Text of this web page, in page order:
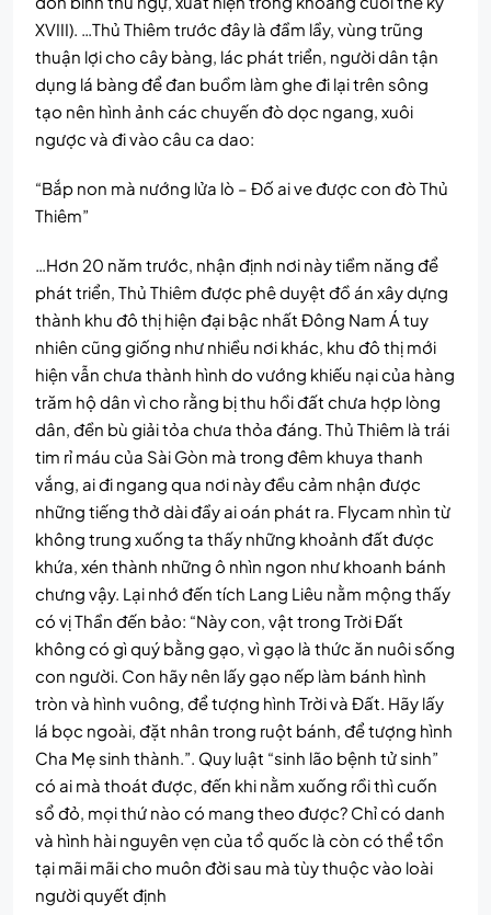
XVIII). …Thủ Thiêm trước đây là đầm lầy, vùng trũng
thuận lợi cho cây bàng, lác phát triển, người dân tận
dụng lá bàng để đan buồm làm ghe đi lại trên sông
tạo nên hình ảnh các chuyến đò dọc ngang, xuôi
ngược và đi vào câu ca dao:
“Bắp non mà nướng lửa lò – Đố ai ve được con đò Thủ
Thiêm”
…Hơn 20 năm trước, nhận định nơi này tiềm năng để
phát triển, Thủ Thiêm được phê duyệt đồ án xây dựng
thành khu đô thị hiện đại bậc nhất Đông Nam Á tuy
nhiên cũng giống như nhiều nơi khác, khu đô thị mới
hiện vẫn chưa thành hình do vướng khiếu nại của hàng
trăm hộ dân vì cho rằng bị thu hồi đất chưa hợp lòng
dân, đền bù giải tỏa chưa thỏa đáng. Thủ Thiêm là trái
tim rỉ máu của Sài Gòn mà trong đêm khuya thanh
vắng, ai đi ngang qua nơi này đều cảm nhận được
những tiếng thở dài đầy ai oán phát ra. Flycam nhìn từ
không trung xuống ta thấy những khoảnh đất được
khứa, xén thành những ô nhìn ngon như khoanh bánh
chưng vậy. Lại nhớ đến tích Lang Liêu nằm mộng thấy
có vị Thần đến bảo: “Này con, vật trong Trời Đất
không có gì quý bằng gạo, vì gạo là thức ăn nuôi sống
con người. Con hãy nên lấy gạo nếp làm bánh hình
tròn và hình vuông, để tượng hình Trời và Đất. Hãy lấy
lá bọc ngoài, đặt nhân trong ruột bánh, để tượng hình
Cha Mẹ sinh thành.”. Quy luật “sinh lão bệnh tử sinh”
có ai mà thoát được, đến khi nằm xuống rồi thì cuốn
sổ đỏ, mọi thứ nào có mang theo được? Chỉ có danh
và hình hài nguyên vẹn của tổ quốc là còn có thể tồn
tại mãi mãi cho muôn đời sau mà tùy thuộc vào loài
người quyết định